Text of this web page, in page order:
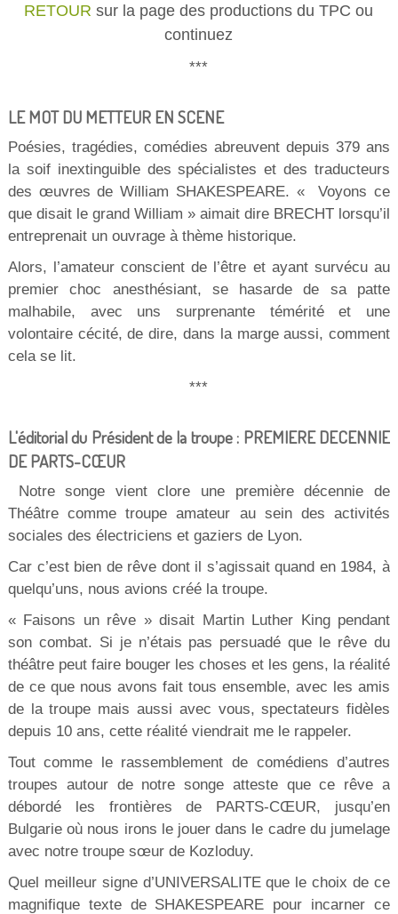
RETOUR sur la page des productions du TPC ou
continuez
***
LE MOT DU METTEUR EN SCENE
Poésies, tragédies, comédies abreuvent depuis 379 ans
la soif inextinguible des spécialistes et des traducteurs
des œuvres de William SHAKESPEARE. « Voyons ce
que disait le grand William » aimait dire BRECHT lorsqu’il
entreprenait un ouvrage à thème historique.
Alors, l’amateur conscient de l’être et ayant survécu au
premier choc anesthésiant, se hasarde de sa patte
malhabile, avec uns surprenante témérité et une
volontaire cécité, de dire, dans la marge aussi, comment
cela se lit.
***
L'éditorial du Président de la troupe : PREMIERE DECENNIE
DE PARTS-CŒUR
Notre songe vient clore une première décennie de
Théâtre comme troupe amateur au sein des activités
sociales des électriciens et gaziers de Lyon.
Car c’est bien de rêve dont il s’agissait quand en 1984, à
quelqu’uns, nous avions créé la troupe.
« Faisons un rêve » disait Martin Luther King pendant
son combat. Si je n’étais pas persuadé que le rêve du
théâtre peut faire bouger les choses et les gens, la réalité
de ce que nous avons fait tous ensemble, avec les amis
de la troupe mais aussi avec vous, spectateurs fidèles
depuis 10 ans, cette réalité viendrait me le rappeler.
Tout comme le rassemblement de comédiens d’autres
troupes autour de notre songe atteste que ce rêve a
débordé les frontières de PARTS-CŒUR, jusqu’en
Bulgarie où nous irons le jouer dans le cadre du jumelage
avec notre troupe sœur de Kozloduy.
Quel meilleur signe d’UNIVERSALITE que le choix de ce
magnifique texte de SHAKESPEARE pour incarner ce